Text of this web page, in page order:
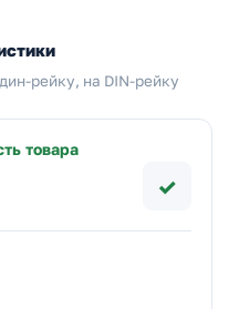
рейку, на DIN-рейку
товара
✓